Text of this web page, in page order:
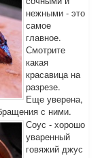
нежными - это
самое
главное.
Смотрите
какая
красавица на
разрезе.
Еще уверена,
с ними.
Соус - хорошо
уваренный
говяжий джус